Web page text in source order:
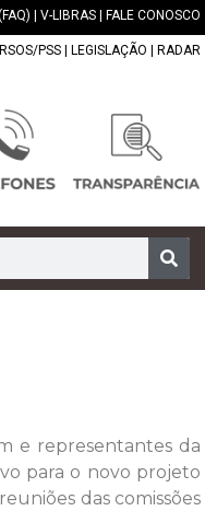
V-LIBRAS FALE CONOSCO
PSS LEGISLAÇÃO RADAR
e representantes da
para o novo projeto
das comissões